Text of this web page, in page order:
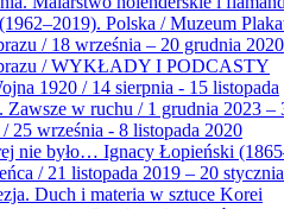
Polska / Muzeum
/ 18 września – 20 grudnia 2020
/ WYKŁADY I PODCASTY
1920 / 14 sierpnia - 15 listopada
Zawsze w ruchu / 1 grudnia 2023 –
/ 25 września - 8 listopada 2020
nie było… Ignacy Łopieński
/ 21 listopada 2019 – 20
Duch i materia w sztuce Korei